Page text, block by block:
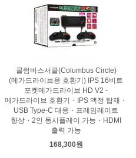
콜럼버스서클(Columbus Circle)
(메가드라이브용 호환기) IPS 16비트
포켓메가드라이브 HD V2 -
메가드라이브 호환기・IPS 액정 탑재・
USB Type-C 대응・프레임레이트
향상・2인 동시플레이 가능・HDMI
출력 가능
168,300원